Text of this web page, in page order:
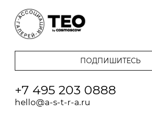
+7 495 203 0888
hello@a-s-t-r-a.ru